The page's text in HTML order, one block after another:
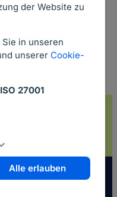
der Website zu
in unseren
unserer Cookie-
27001
Alle erlauben
für die ZP Europe
->